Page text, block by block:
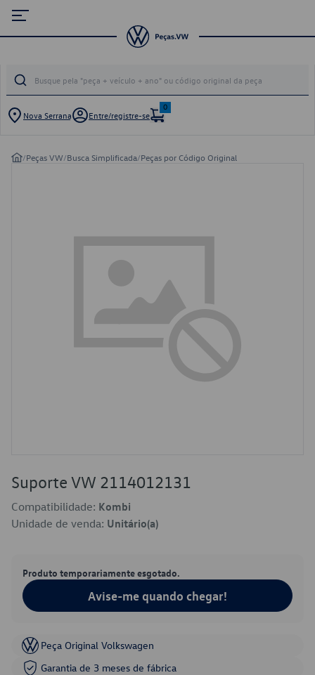
Nova Serrana Entre/registre-se
0
/Peças VW/Busca Simplificada/Peças por Código Original
Suporte VW 2114012131
Compatibilidade: Kombi
Unidade de venda: Unitário(a)
Produto temporariamente esgotado.
Avise-me quando chegar!
Peça Original Volkswagen
Garantia de 3 meses de fábrica